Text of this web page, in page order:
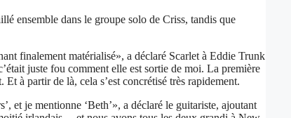
ensemble dans le groupe solo de Criss, tandis que
finalement matérialisé», a déclaré Scarlet à Eddie Trunk
juste fou comment elle est sortie de moi. La première
à partir de là, cela s’est concrétisé très rapidement.
et je mentionne ‘Beth’», a déclaré le guitariste, ajoutant